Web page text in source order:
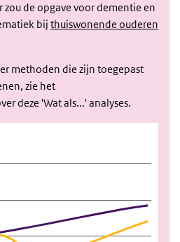
de opgave voor dementie en
bij thuiswonende ouderen
methoden die zijn toegepast
zie het
deze 'Wat als...' analyses.